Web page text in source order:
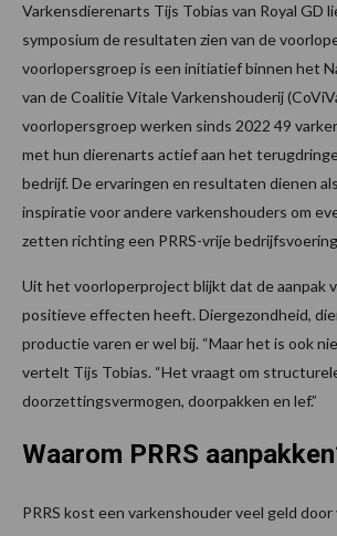
Varkensdierenarts Tijs Tobias van Royal GD
symposium de resultaten zien van de
voorlopersgroep is een initiatief binnen het
van de Coalitie Vitale Varkenshouderij
voorlopersgroep werken sinds 2022 49
met hun dierenarts actief aan het
bedrijf. De ervaringen en resultaten dienen
inspiratie voor andere varkenshouders om
zetten richting een PRRS-vrije
Uit het voorloperproject blijkt dat de aanpak
positieve effecten heeft. Diergezondheid,
productie varen er wel bij. “Maar het is ook
vertelt Tijs Tobias. “Het vraagt om
doorzettingsvermogen, doorpakken en lef.”
Waarom PRRS
PRRS kost een varkenshouder veel geld